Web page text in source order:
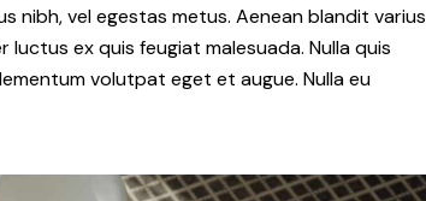
nibh, vel egestas metus. Aenean blandit varius
ex quis feugiat malesuada. Nulla quis
volutpat eget et augue. Nulla eu